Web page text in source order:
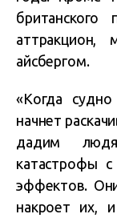
британского
аттракцион,
айсбергом.
«Когда
начнет
дадим
катастрофы
эффектов.
накроет их,